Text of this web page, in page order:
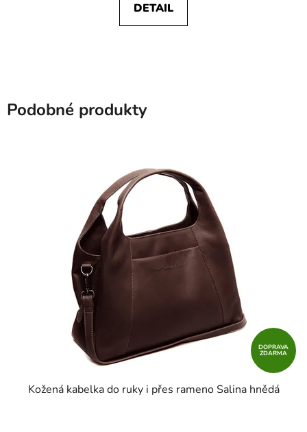
DETAIL
Podobné produkty
DOPRAVA
ZDARMA
Kožená kabelka do ruky i přes rameno Salina hnědá